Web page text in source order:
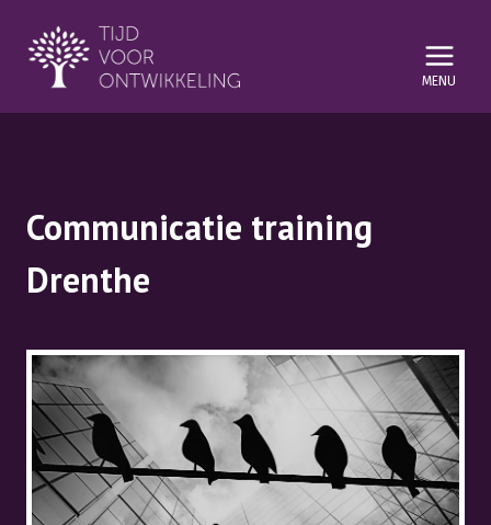
naar
inhoud
Communicatie training
Drenthe